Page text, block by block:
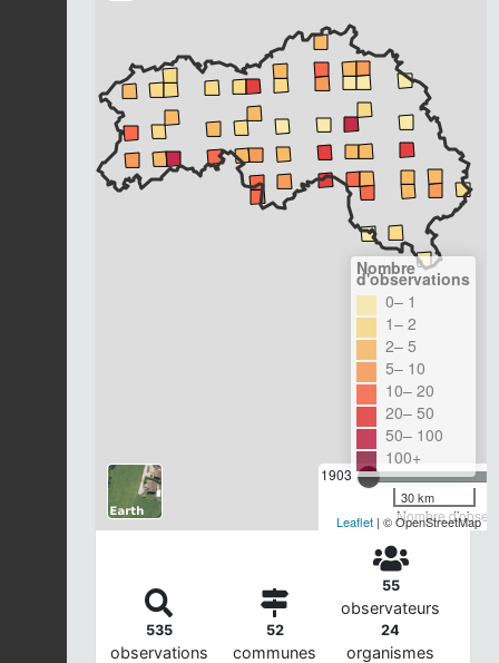
1903
Nombre
Nombre
d'observations
0– 1
1– 2
2– 5
5– 10
10– 20
20– 50
50– 100
100+
30 km
Leaflet | © OpenStreetMap
535
observations
52
communes
55
observateurs
24
organismes